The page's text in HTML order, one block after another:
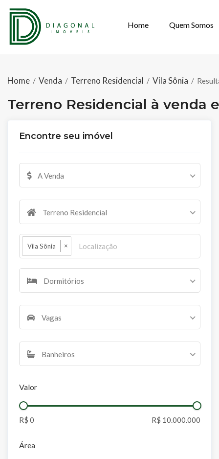
Home Quem Somos
TERRENO
Home / Venda / Terreno Residencial / Vila Sônia /
Terreno Residencial à venda
Encontre seu imóvel
A Venda
Terreno Residencial
Vila Sônia ×
Dormitórios
Vagas
Banheiros
Valor
Área